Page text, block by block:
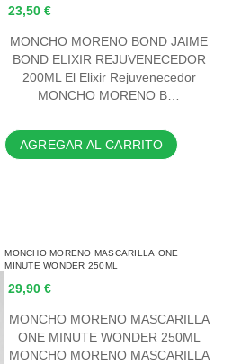
23,50 €
MONCHO MORENO BOND JAIME
BOND ELIXIR REJUVENECEDOR
200ML El Elixir Rejuvenecedor
MONCHO MORENO B…
AGREGAR AL CARRITO
MONCHO MORENO MASCARILLA ONE
MINUTE WONDER 250ML
29,90 €
MONCHO MORENO MASCARILLA
ONE MINUTE WONDER 250ML
MONCHO MORENO MASCARILLA